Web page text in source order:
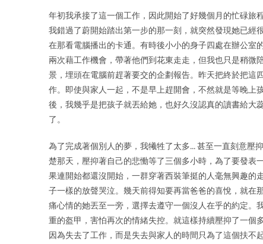
年初我承接了這一個工作，因此開始了好幾個月的忙碌旅
我錯過了蔚開始踏出第一步的那一刻，就突然發現她已經
在那看電腦播出的卡通。有時後小小的身子四處在辦公室
兩次藉工作機會，帶著他們到花東走走，但我也只是稍微
景，埋頭在電腦前趕著要交的企劃報告。昨天把終於把這
作。即使與家人一起，不是早上趕開會，不然就是等晚上
後， 我幾乎是把孩子就丟給她，也好久沒認真的讀書給大
了。
為了完成著個別人的夢，我犧牲了太多… 甚至一直刻意壓
楚那天，壓抑著自己的悲慟等了三個多小時， 為了要發表
果連開始都還沒開始，一群穿著西裝筆挺的人毫無興趣的
子一樣的放聲哭泣。幾天前得知要再當爸爸的喜悅，就在
痛心情的她丟至一旁，選擇去遵守一個沒人在乎的約定。
重的盔甲，害怕再次的情緒失控。就這樣持續壓抑了一個
因為失去了工作，而是失去與家人的時間只為了這個扶不